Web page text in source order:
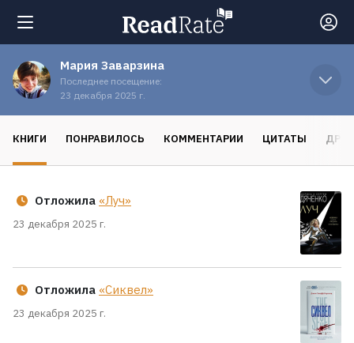
Поиск
Книги
Экранизации
Мария Заварзина
Последнее посещение:
23 декабря 2025 г.
КНИГИ ПОНРАВИЛОСЬ КОММЕНТАРИИ ЦИТАТЫ
Отложила «Луч»
23 декабря 2025 г.
Отложила «Сиквел»
23 декабря 2025 г.